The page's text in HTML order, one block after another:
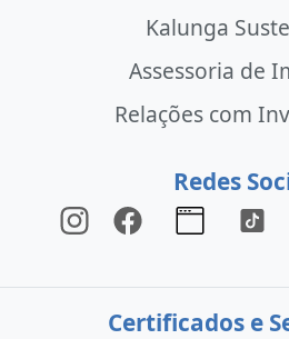
Kalunga
Assessoria de
Relações com
Redes
Certificados e